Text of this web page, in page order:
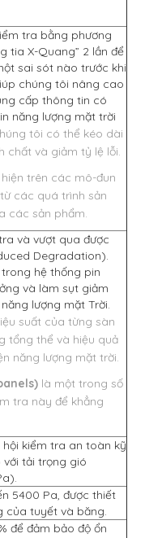
tra bằng phương
tia X-Quang” 2 lần để
sai sót nào trước khi
chúng tôi nâng cao
cấp thông tin có
năng lượng mặt trời
tôi có thể kéo dài
chất và giảm tỷ lệ lỗi.
trên các mô-đun
các quá trình sản
các sản phẩm.
và vượt qua được
Degradation).
hệ thống pin
và làm sụt giảm
lượng mặt Trời.
suất của từng sàn
tổng thể và hiệu quả
năng lượng mặt trời.
là một trong số
tra này để khẳng
kiểm tra an toàn kỹ
tải trọng gió
5400 Pa, được thiết
của tuyết và băng.
để đảm bảo độ ổn